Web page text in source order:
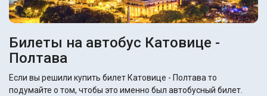
Билеты на автобус Катовице -
Полтава
Если вы решили купить билет Катовице - Полтава то
подумайте о том, чтобы это именно был автобусный билет.